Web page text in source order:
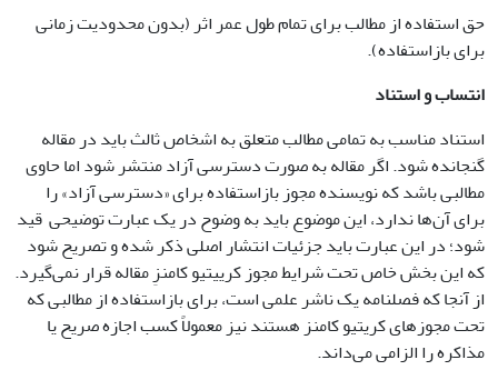
حق استفاده از مطالب برای تمام طول عمر اثر (بدون محدودیت زمانی
برای بازاستفاده).
انتساب و استناد
استناد مناسب به تمامی مطالب متعلق به اشخاص ثالث باید در مقاله
گنجانده شود. اگر مقاله به صورت دسترسی آزاد منتشر شود اما حاوی
مطالبی باشد که نویسنده مجوز بازاستفاده برای «دسترسی آزاد» را
برای آن‌ها ندارد، این موضوع باید به وضوح در یک عبارت توضیحی قید
شود؛ در این عبارت باید جزئیات انتشار اصلی ذکر شده و تصریح شود
که این بخش خاص تحت شرایط مجوز کرییتیو کامنزِ مقاله قرار نمی‌گیرد.
از آنجا که فصلنامه یک ناشر علمی است، برای بازاستفاده از مطالبی که
تحت مجوزهای کریتیو کامنز هستند نیز معمولاً کسب اجازه صریح یا
مذاکره را الزامی می‌داند.